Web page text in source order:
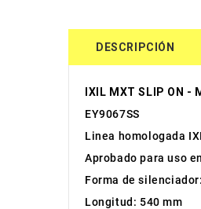
DESCRIPCIÓN
IXIL MXT SLIP ON -
EY9067SS
Linea homologada
Aprobado para uso
Forma de
Longitud: 540 mm